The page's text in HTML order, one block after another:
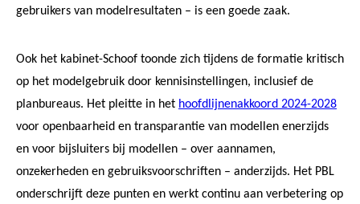
gebruikers van modelresultaten – is een goede zaak.
Ook het kabinet-Schoof toonde zich tijdens de formatie kritisch
op het modelgebruik door kennisinstellingen, inclusief de
planbureaus. Het pleitte in het hoofdlijnenakkoord 2024-2028
voor openbaarheid en transparantie van modellen enerzijds
en voor bijsluiters bij modellen – over aannamen,
onzekerheden en gebruiksvoorschriften – anderzijds. Het PBL
onderschrijft deze punten en werkt continu aan verbetering op